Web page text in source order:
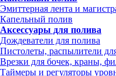
Эмиттерная лента и
Капельный полив
Аксессуары для полива
Дождеватели для полива
Пистолеты, распылители
Врезки для бочек, краны,
Таймеры и регуляторы